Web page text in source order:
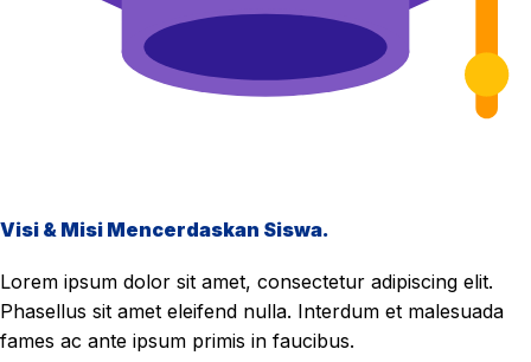
Visi & Misi Mencerdaskan Siswa.
Lorem ipsum dolor sit amet, consectetur adipiscing elit.
Phasellus sit amet eleifend nulla. Interdum et malesuada
fames ac ante ipsum primis in faucibus.